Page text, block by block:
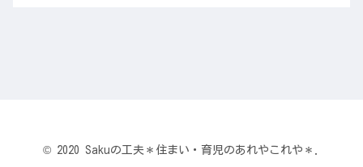
© 2020 Sakuの工夫＊住まい・育児のあれやこれや＊.